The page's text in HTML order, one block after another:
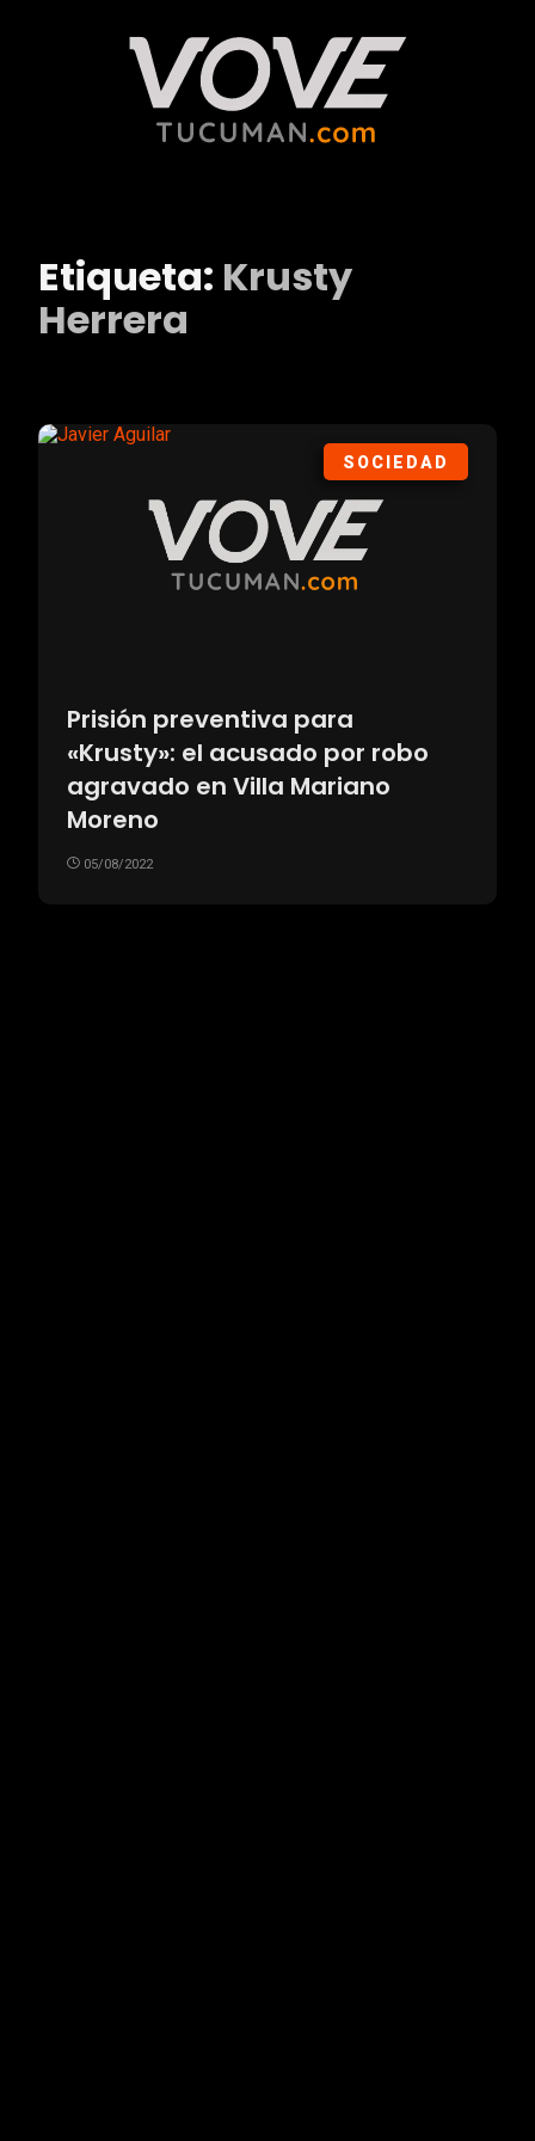
Etiqueta: Krusty
Herrera
SOCIEDAD
Prisión preventiva para
«Krusty»: el acusado por robo
agravado en Villa Mariano
Moreno
05/08/2022